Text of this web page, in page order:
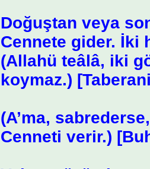
Doğuştan veya
Cennete gider. İki
(Allahü teâlâ, iki
koymaz.)
(A’ma,
Cenneti verir.)